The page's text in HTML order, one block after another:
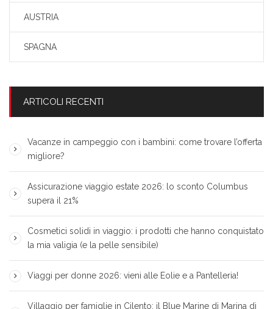
AUSTRIA
SPAGNA
ARTICOLI RECENTI
Vacanze in campeggio con i bambini: come trovare l’offerta
migliore?
Assicurazione viaggio estate 2026: lo sconto Columbus
supera il 21%
Cosmetici solidi in viaggio: i prodotti che hanno conquistato
la mia valigia (e la pelle sensibile)
Viaggi per donne 2026: vieni alle Eolie e a Pantelleria!
Villaggio per famiglie in Cilento: il Blue Marine di Marina di